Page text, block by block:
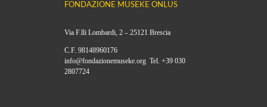
FONDAZIONE MUSEKE ONLUS
Via F.lli Lombardi, 2 – 25121 Brescia
C.F. 98148960176
info@fondazionemuseke.org Tel. +39 030
2807724